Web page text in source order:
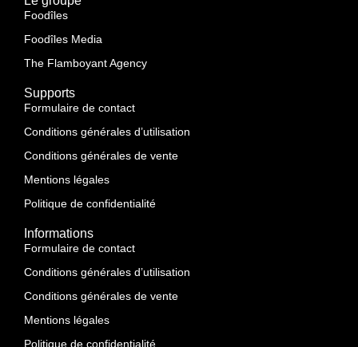
Foodîles
Foodîles Media
The Flamboyant Agency
Supports
Formulaire de contact
Conditions générales d’utilisation
Conditions générales de vente
Mentions légales
Politique de confidentialité
Informations
Formulaire de contact
Conditions générales d’utilisation
Conditions générales de vente
Mentions légales
Politique de confidentialité